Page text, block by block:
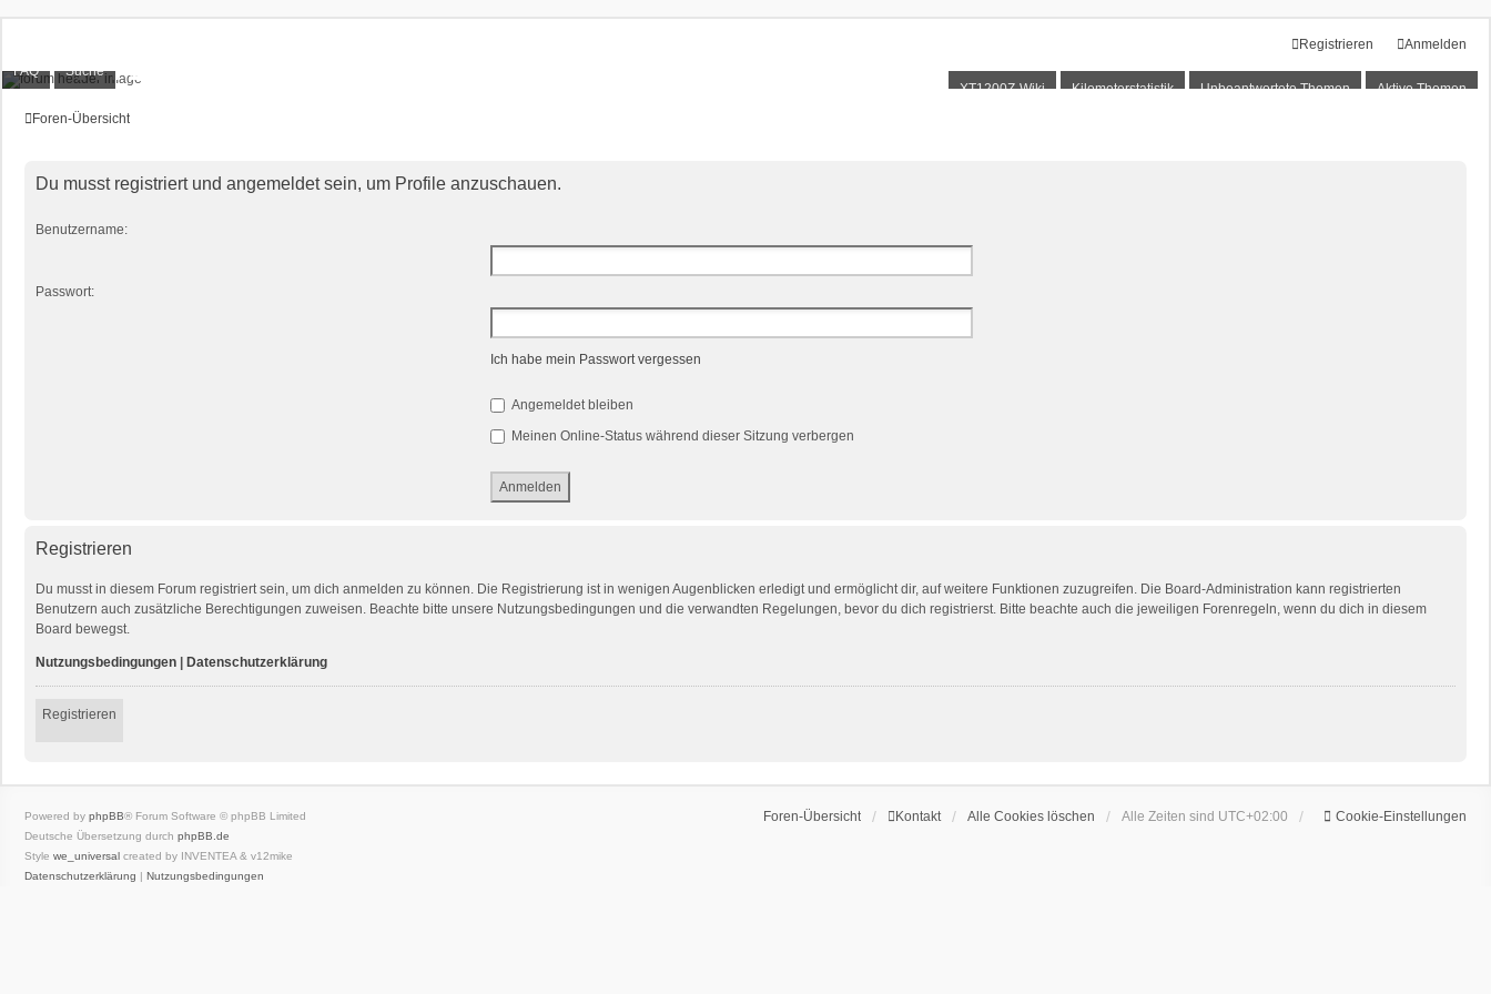
Anmelden
Registrieren
XT1200Z-Wiki Kilometerstatistik Unbeantwortete Themen Aktive Themen
XT1200Z-Forum
FAQ Suche
Foren-Übersicht
Du musst registriert und angemeldet sein, um Profile anzuschauen.
Benutzername:
Passwort:
Ich habe mein Passwort vergessen
Angemeldet bleiben
Meinen Online-Status während dieser Sitzung verbergen
Registrieren
Du musst in diesem Forum registriert sein, um dich anmelden zu können. Die Registrierung ist in wenigen Augenblicken erledigt und ermöglicht dir, auf weitere Funktionen zuzugreifen. Die Board-Administration kann registrierten
Benutzern auch zusätzliche Berechtigungen zuweisen. Beachte bitte unsere Nutzungsbedingungen und die verwandten Regelungen, bevor du dich registrierst. Bitte beachte auch die jeweiligen Forenregeln, wenn du dich in diesem
Board bewegst.
Nutzungsbedingungen Datenschutzerklärung
Registrieren
Foren-Übersicht Kontakt Alle Cookies löschen Alle Zeiten sind UTC+02:00 Cookie-Einstellungen
Powered by phpBB® Forum Software © phpBB Limited
Deutsche Übersetzung durch phpBB.de
Style we_universal created by INVENTEA & v12mike
Datenschutzerklärung | Nutzungsbedingungen